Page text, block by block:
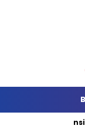
Pj Sekda